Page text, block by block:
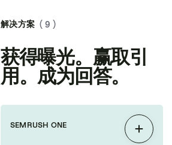
解决方案 ( 9 )
获得曝光。赢取引
用。成为回答。
SEMRUSH ONE
展开